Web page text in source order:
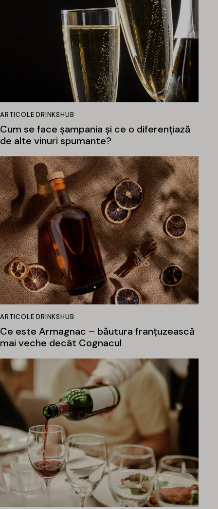
ARTICOLE DRINKSHUB
Cum se face șampania și ce o diferențiază
de alte vinuri spumante?
ARTICOLE DRINKSHUB
Ce este Armagnac – băutura franțuzească
mai veche decât Cognacul